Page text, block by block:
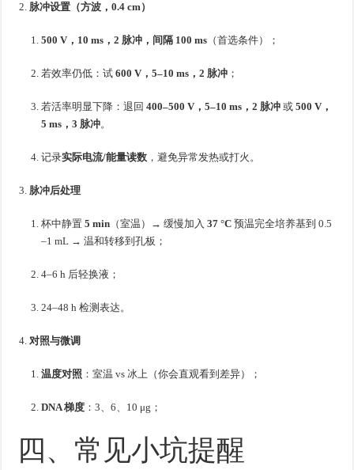
脉冲设置（方波，0.4 cm）
500 V，10 ms，2 脉冲，间隔 100 ms （首选条件）；
若效率仍低：试600 V，5–10 ms，2 脉冲 ；
若活率明显下降：退回400–500 V，5–10 ms，2 脉冲 或500 V，
5 ms，3 脉冲。
记录实际电流/能量读数 ，避免异常发热或打火。
脉冲后处理
杯中静置5 min （室温）→ 缓慢加入37 °C 预温完全培养基到 0.5
–1 mL → 温和转移到孔板；
4–6 h 后轻换液；
24–48 h 检测表达。
对照与微调
温度对照 ：室温 vs 冰上（你会直观看到差异）；
DNA 梯度 ：3、6、10 μg；
四、常见小坑提醒